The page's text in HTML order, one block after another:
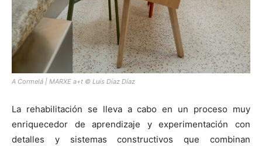
A Cormelá | MARXE a+t © Luís Díaz Díaz
La rehabilitación se lleva a cabo en un proceso muy
enriquecedor de aprendizaje y experimentación con
detalles y sistemas constructivos que combinan